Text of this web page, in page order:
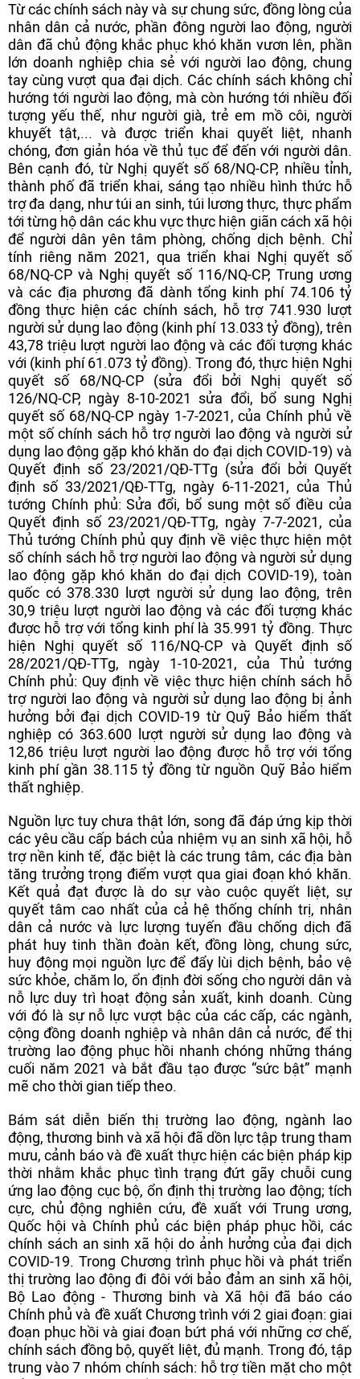
Từ các chính sách này và sự chung sức, đồng lòng của
nhân dân cả nước, phần đông người lao động, người
dân đã chủ động khắc phục khó khăn vươn lên, phần
lớn doanh nghiệp chia sẻ với người lao động, chung
tay cùng vượt qua đại dịch. Các chính sách không chỉ
hướng tới người lao động, mà còn hướng tới nhiều đối
tượng yếu thế, như người già, trẻ em mồ côi, người
khuyết tật,... và được triển khai quyết liệt, nhanh
chóng, đơn giản hóa về thủ tục để đến với người dân.
Bên cạnh đó, từ Nghị quyết số 68/NQ-CP, nhiều tỉnh,
thành phố đã triển khai, sáng tạo nhiều hình thức hỗ
trợ đa dạng, như túi an sinh, túi lương thực, thực phẩm
tới từng hộ dân các khu vực thực hiện giãn cách xã hội
để người dân yên tâm phòng, chống dịch bệnh. Chỉ
tính riêng năm 2021, qua triển khai Nghị quyết số
68/NQ-CP và Nghị quyết số 116/NQ-CP, Trung ương
và các địa phương đã dành tổng kinh phí 74.106 tỷ
đồng thực hiện các chính sách, hỗ trợ 741.930 lượt
người sử dụng lao động (kinh phí 13.033 tỷ đồng), trên
43,78 triệu lượt người lao động và các đối tượng khác
với (kinh phí 61.073 tỷ đồng). Trong đó, thực hiện Nghị
quyết số 68/NQ-CP (sửa đổi bởi Nghị quyết số
126/NQ-CP, ngày 8-10-2021 sửa đổi, bổ sung Nghị
quyết số 68/NQ-CP ngày 1-7-2021, của Chính phủ về
một số chính sách hỗ trợ người lao động và người sử
dụng lao động gặp khó khăn do đại dịch COVID-19) và
Quyết định số 23/2021/QĐ-TTg (sửa đổi bởi Quyết
định số 33/2021/QĐ-TTg, ngày 6-11-2021, của Thủ
tướng Chính phủ: Sửa đổi, bổ sung một số điều của
Quyết định số 23/2021/QĐ-TTg, ngày 7-7-2021, của
Thủ tướng Chính phủ quy định về việc thực hiện một
số chính sách hỗ trợ người lao động và người sử dụng
lao động gặp khó khăn do đại dịch COVID-19), toàn
quốc có 378.330 lượt người sử dụng lao động, trên
30,9 triệu lượt người lao động và các đối tượng khác
được hỗ trợ với tổng kinh phí là 35.991 tỷ đồng. Thực
hiện Nghị quyết số 116/NQ-CP và Quyết định số
28/2021/QĐ-TTg, ngày 1-10-2021, của Thủ tướng
Chính phủ: Quy định về việc thực hiện chính sách hỗ
trợ người lao động và người sử dụng lao động bị ảnh
hưởng bởi đại dịch COVID-19 từ Quỹ Bảo hiểm thất
nghiệp có 363.600 lượt người sử dụng lao động và
12,86 triệu lượt người lao động được hỗ trợ với tổng
kinh phí gần 38.115 tỷ đồng từ nguồn Quỹ Bảo hiểm
thất nghiệp.
Nguồn lực tuy chưa thật lớn, song đã đáp ứng kịp thời
các yêu cầu cấp bách của nhiệm vụ an sinh xã hội, hỗ
trợ nền kinh tế, đặc biệt là các trung tâm, các địa bàn
tăng trưởng trọng điểm vượt qua giai đoạn khó khăn.
Kết quả đạt được là do sự vào cuộc quyết liệt, sự
quyết tâm cao nhất của cả hệ thống chính trị, nhân
dân cả nước và lực lượng tuyến đầu chống dịch đã
phát huy tinh thần đoàn kết, đồng lòng, chung sức,
huy động mọi nguồn lực để đẩy lùi dịch bệnh, bảo vệ
sức khỏe, chăm lo, ổn định đời sống cho người dân và
nỗ lực duy trì hoạt động sản xuất, kinh doanh. Cùng
với đó là sự nỗ lực vượt bậc của các cấp, các ngành,
cộng đồng doanh nghiệp và nhân dân cả nước, để thị
trường lao động phục hồi nhanh chóng những tháng
cuối năm 2021 và bắt đầu tạo được “sức bật” mạnh
mẽ cho thời gian tiếp theo.
Bám sát diễn biến thị trường lao động, ngành lao
động, thương binh và xã hội đã dồn lực tập trung tham
mưu, cảnh báo và đề xuất thực hiện các biện pháp kịp
thời nhằm khắc phục tình trạng đứt gãy chuỗi cung
ứng lao động cục bộ, ổn định thị trường lao động; tích
cực, chủ động nghiên cứu, đề xuất với Trung ương,
Quốc hội và Chính phủ các biện pháp phục hồi, các
chính sách an sinh xã hội do ảnh hưởng của đại dịch
COVID-19. Trong Chương trình phục hồi và phát triển
thị trường lao động đi đôi với bảo đảm an sinh xã hội,
Bộ Lao động - Thương binh và Xã hội đã báo cáo
Chính phủ và đề xuất Chương trình với 2 giai đoạn: giai
đoạn phục hồi và giai đoạn bứt phá với những cơ chế,
chính sách đồng bộ, quyết liệt, đủ mạnh. Trong đó, tập
trung vào 7 nhóm chính sách: hỗ trợ tiền mặt cho một